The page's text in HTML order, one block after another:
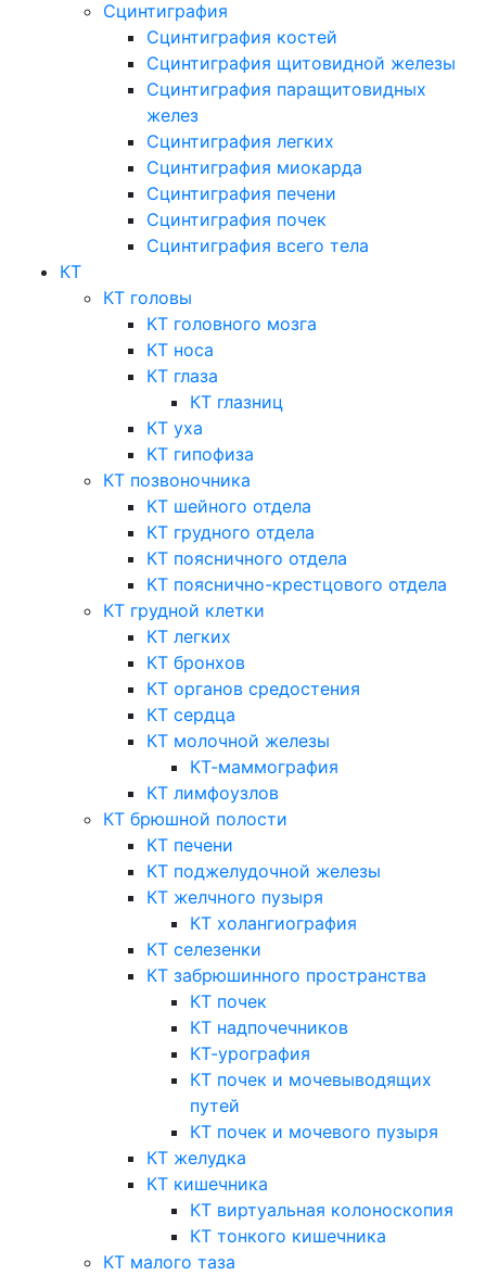
Сцинтиграфия
Сцинтиграфия костей
Сцинтиграфия щитовидной железы
Сцинтиграфия паращитовидных
желез
Сцинтиграфия легких
Сцинтиграфия миокарда
Сцинтиграфия печени
Сцинтиграфия почек
Сцинтиграфия всего тела
КТ
КТ головы
КТ головного мозга
КТ носа
КТ глаза
КТ глазниц
КТ уха
КТ гипофиза
КТ позвоночника
КТ шейного отдела
КТ грудного отдела
КТ поясничного отдела
КТ пояснично-крестцового отдела
КТ грудной клетки
КТ легких
КТ бронхов
КТ органов средостения
КТ сердца
КТ молочной железы
КТ-маммография
КТ лимфоузлов
КТ брюшной полости
КТ печени
КТ поджелудочной железы
КТ желчного пузыря
КТ холангиография
КТ селезенки
КТ забрюшинного пространства
КТ почек
КТ надпочечников
КТ-урография
КТ почек и мочевыводящих
путей
КТ почек и мочевого пузыря
КТ желудка
КТ кишечника
КТ виртуальная колоноскопия
КТ тонкого кишечника
КТ малого таза